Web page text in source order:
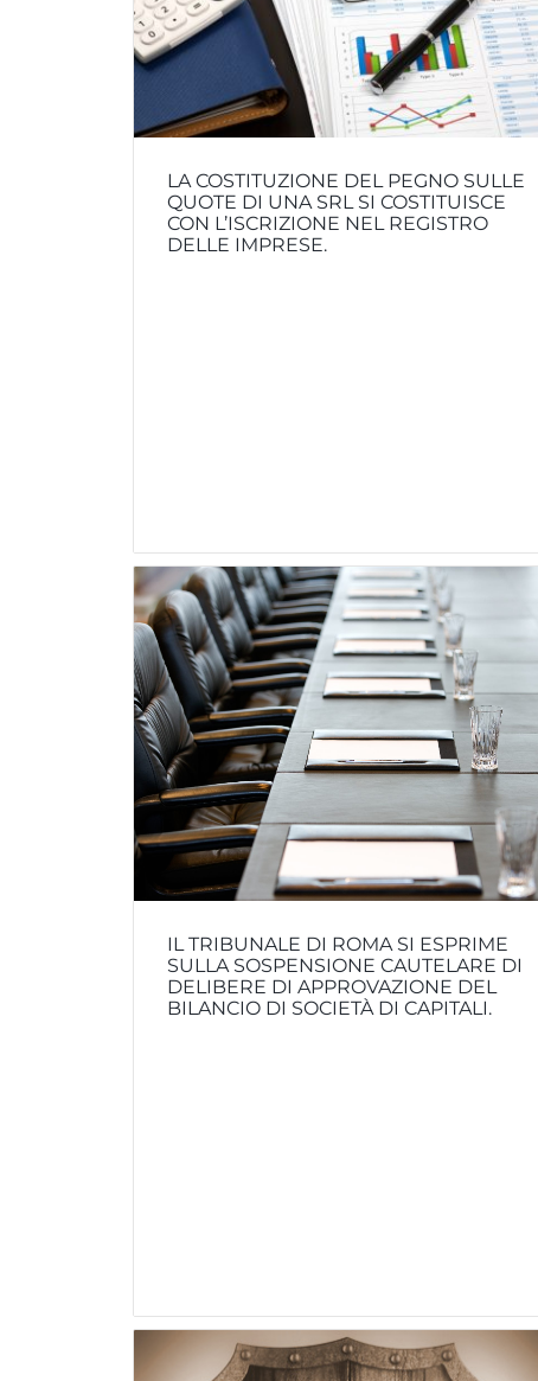
LA COSTITUZIONE DEL PEGNO SULLE
QUOTE DI UNA SRL SI COSTITUISCE
CON L’ISCRIZIONE NEL REGISTRO
DELLE IMPRESE.
IL TRIBUNALE DI ROMA SI ESPRIME
SULLA SOSPENSIONE CAUTELARE DI
DELIBERE DI APPROVAZIONE DEL
BILANCIO DI SOCIETÀ DI CAPITALI.